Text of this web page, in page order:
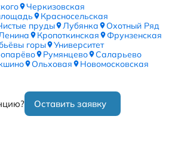
Черкизовская
Красносельская
пруды Лубянка
Охотный Ряд
Кропоткинская
Фрунзенская
горы
Университет
Румянцево
Саларьево
Ольховая
Новомосковская
Оставить заявку